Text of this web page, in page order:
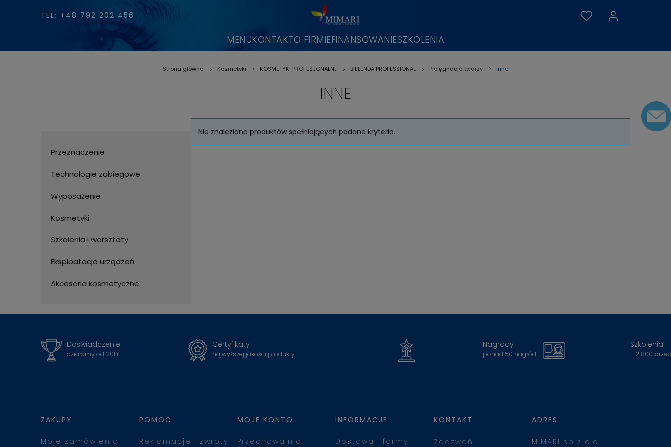
TEL: +48 792 202 456
MENUKONTAKTO FIRMIEFINANSOWANIESZKOLENIA
Strona główna Kosmetyki KOSMETYKI PROFESJONALNE BIELENDA PROFESSIONAL Pielęgnacja twarzy Inne
INNE
Przeznaczenie
Technologie zabiegowe
Wyposażenie
Kosmetyki
Szkolenia i warsztaty
Eksploatacja urządzeń
Akcesoria kosmetyczne
Nie znaleziono produktów spełniających podane kryteria.
Doświadczenie
działamy od 2011r.
Certyfikaty
najwyższej jakości produkty
Nagrody
ponad 50 nagród
Szkolenia
+ 2 800
ZAKUPY
Moje zamówienia
POMOC
Reklamacje i zwroty
MOJE KONTO
Przechowalnia
INFORMACJE
Dostawa i formy
KONTAKT
Zadzwoń
ADRES
MIMARI sp z o.o.